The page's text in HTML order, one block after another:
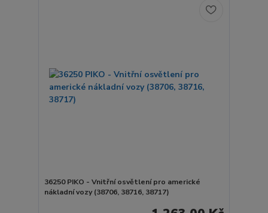
36250 PIKO - Vnitřní osvětlení pro americké
nákladní vozy (38706, 38716, 38717)